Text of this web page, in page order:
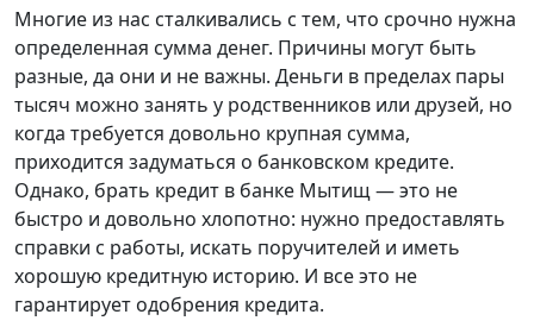
Многие из нас сталкивались с тем, что срочно нужна
определенная сумма денег. Причины могут быть
разные, да они и не важны. Деньги в пределах пары
тысяч можно занять у родственников или друзей, но
когда требуется довольно крупная сумма,
приходится задуматься о банковском кредите.
Однако, брать кредит в банке Мытищ — это не
быстро и довольно хлопотно: нужно предоставлять
справки с работы, искать поручителей и иметь
хорошую кредитную историю. И все это не
гарантирует одобрения кредита.